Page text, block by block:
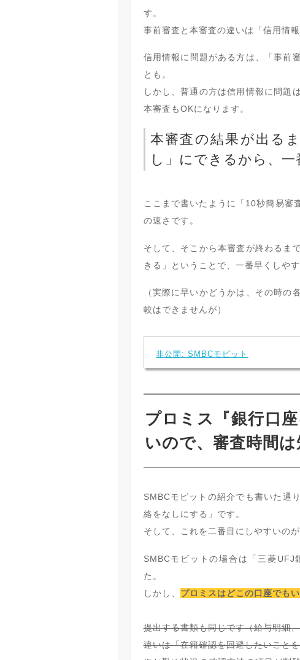
す。
事前審査と本審査の違いは「信用情
信用情報に問題がある方は、「事前
とも。
しかし、普通の方は信用情報に問題
本審査もOKになります。
本審査の結果が出る
し」にできるから、一
ここまで書いたように「10秒簡易審
の速さです。
そして、そこから本審査が終わるま
きる」ということで、一番早くしや
（実際に早いかどうかは、その時の
較はできませんが）
非公開: SMBCモビット
プロミス『銀行口
いので、審査時間は
SMBCモビットの紹介でも書いた通
絡をなしにする」です。
そして、これを二番目にしやすいのが
SMBCモビットの場合は「三菱UFJ
た。
しかし、 プロミスはどこの口座でもい
提出する書類も同じです（給与明細
違いは「在籍確認を回避したいこと